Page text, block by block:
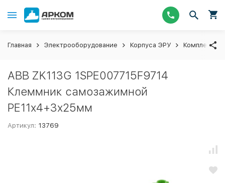
Главная Электрооборудование Корпуса ЭРУ
ABB ZK113G 1SPE007715F9714
Клеммник самозажимной
PE11x4+3x25мм
Артикул: 13769